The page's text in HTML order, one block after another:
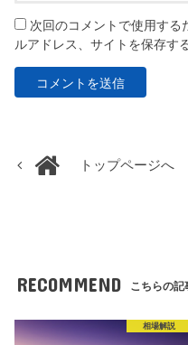
次回のコメントで使用する
ルアドレス、サイトを保存する
トップページへ
RECOMMEND こちらの記
相場解説